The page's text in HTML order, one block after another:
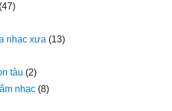
(47)
nhạc xưa (13)
tàu (2)
nhạc (8)